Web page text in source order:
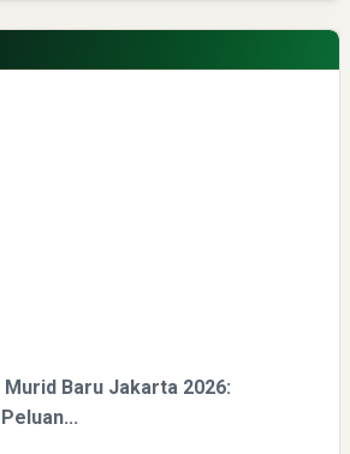
Raih Peringkat #1 Global untuk
Baru Jakarta 2026: